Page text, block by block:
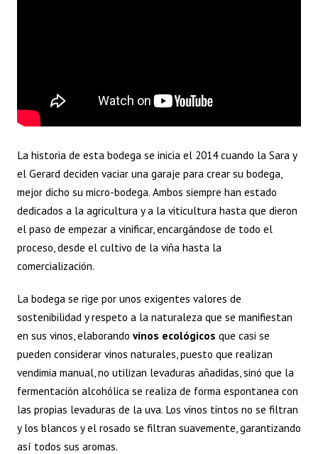
La historia de esta bodega se inicia el 2014 cuando la Sara y
el Gerard deciden vaciar una garaje para crear su bodega,
mejor dicho su micro-bodega. Ambos siempre han estado
dedicados a la agricultura y a la viticultura hasta que dieron
el paso de empezar a vinificar, encargándose de todo el
proceso, desde el cultivo de la viña hasta la
comercialización.
La bodega se rige por unos exigentes valores de
sostenibilidad y respeto a la naturaleza que se manifiestan
en sus vinos, elaborando vinos ecológicos que casi se
pueden considerar vinos naturales, puesto que realizan
vendimia manual, no utilizan levaduras añadidas, sinó que la
fermentación alcohólica se realiza de forma espontanea con
las propias levaduras de la uva. Los vinos tintos no se filtran
y los blancos y el rosado se filtran suavemente, garantizando
así todos sus aromas.